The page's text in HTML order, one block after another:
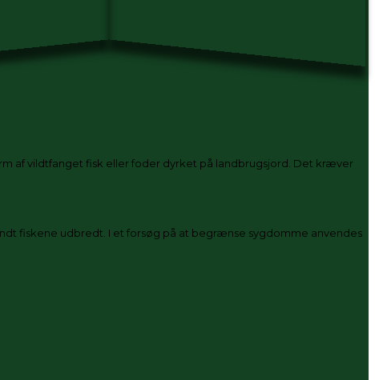
af vildtfanget fisk eller foder dyrket på landbrugsjord. Det kræver
fiskene udbredt. I et forsøg på at begrænse sygdomme anvendes